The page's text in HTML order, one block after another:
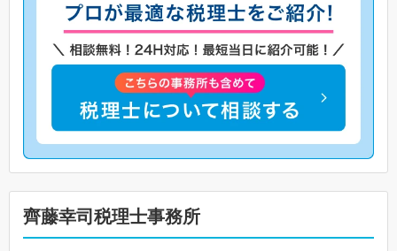
齊藤幸司税理士事務所